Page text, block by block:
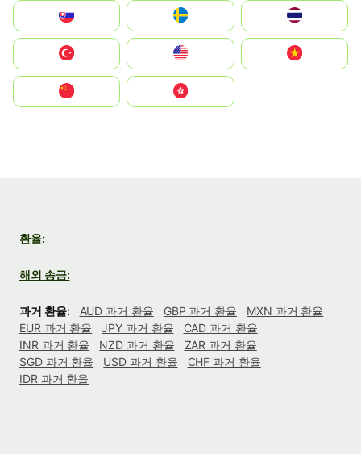
United States
中國香港特別行政區
환율:
해외 송금:
과거 환율: AUD 과거 환율 GBP 과거 환율
MXN 과거 환율
EUR 과거 환율
JPY 과거 환율
CAD 과거 환율
INR 과거 환율
NZD 과거 환율
ZAR 과거 환율
SGD 과거 환율
USD 과거 환율
CHF 과거 환율
IDR 과거 환율